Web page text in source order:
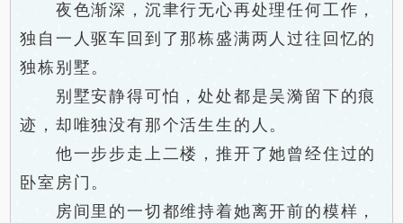
夜色渐深，沉聿行无心再处理任何工作，
独自一人驱车回到了那栋盛满两人过往回忆的
独栋别墅。
别墅安静得可怕，处处都是吴漪留下的痕
迹，却唯独没有那个活生生的人。
他一步步走上二楼，推开了她曾经住过的
卧室房门。
房间里的一切都维持着她离开前的模样，